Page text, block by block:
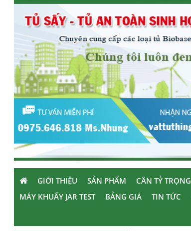
GIỚI THIỆU SẢN PHẨM CÂN TỶ TRỌNG
MÁY KHUẤY JAR TEST
BẢNG GIÁ TIN TỨC